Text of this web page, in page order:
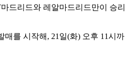
드리드와 레알마드리드만이 승리
를 시작해, 21일(화) 오후 11시까